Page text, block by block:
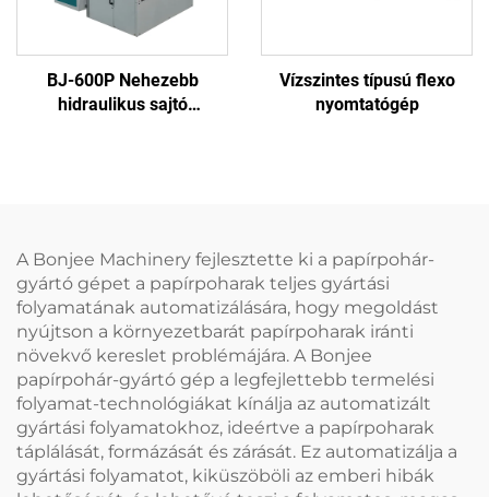
BJ-600P Nehezebb
hidraulikus sajtó
Vízszintes típusú flexo
nyomtatógép
A Bonjee Machinery fejlesztette ki a papírpohár-
gyártó gépet a papírpoharak teljes gyártási
folyamatának automatizálására, hogy megoldást
nyújtson a környezetbarát papírpoharak iránti
növekvő kereslet problémájára. A Bonjee
papírpohár-gyártó gép a legfejlettebb termelési
folyamat-technológiákat kínálja az automatizált
gyártási folyamatokhoz, ideértve a papírpoharak
táplálását, formázását és zárását. Ez automatizálja a
gyártási folyamatot, kiküszöböli az emberi hibák